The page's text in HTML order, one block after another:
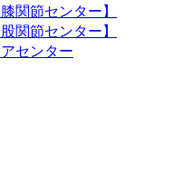
関節センター】
関節センター】
センター